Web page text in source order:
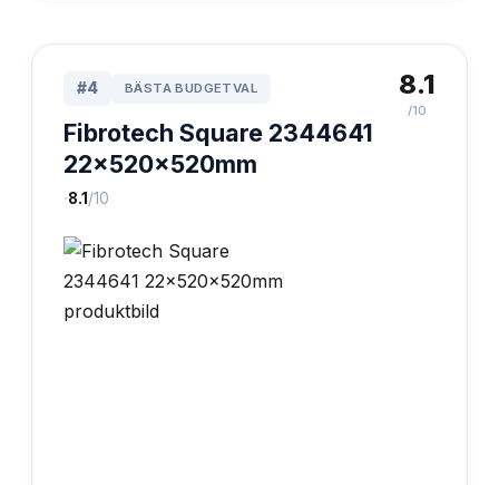
#4 BÄSTA BUDGETVAL
Fibrotech Square 2344641
22x520x520mm
·8.1 /10
8.1
/10